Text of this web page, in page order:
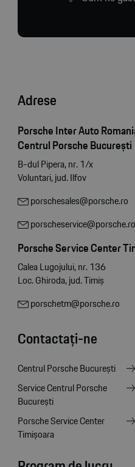
Adrese
Porsche Inter Auto
Centrul Porsche București
B-dul Pipera, nr. 1/x
Voluntari, jud. Ilfov
porschesales@porsche.ro
porscheservice@porsche.ro
Porsche Service Center
Calea Lugojului, nr. 136
Loc. Ghiroda, jud. Timiș
porschetm@porsche.ro
Contactați-ne
Centrul Porsche București
Service Centrul Porsche
București
Porsche Service Center
Timișoara